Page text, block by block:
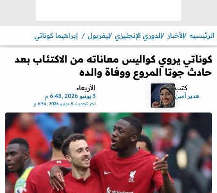
الرئيسيه الأخبار الدوري الإنجليزي ليفربول إبراهيما كوناتي
كوناتي يروي كواليس معاناته من الاكتئاب بعد
حادث جوتا المروع ووفاة والده
كتب
هدير أمين
الأربعاء
3 يونيو 2026 ,6:48 م
اخر تحديث3 يونيو 2026 ,6:54 م